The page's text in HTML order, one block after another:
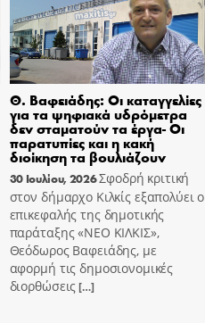
Θ. Βαφειάδης: Οι καταγγελίες
για τα ψηφιακά υδρόμετρα
δεν σταματούν τα έργα- Οι
παρατυπίες και η κακή
διοίκηση τα βουλιάζουν
30 Ιουλίου, 2026Σφοδρή κριτική
στον δήμαρχο Κιλκίς εξαπολύει ο
επικεφαλής της δημοτικής
παράταξης «ΝΕΟ ΚΙΛΚΙΣ»,
Θεόδωρος Βαφειάδης, με
αφορμή τις δημοσιονομικές
διορθώσεις[…]